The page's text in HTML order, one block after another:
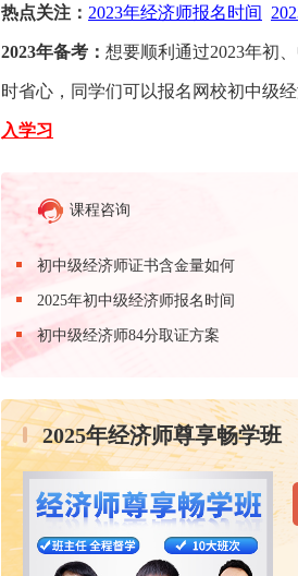
热点关注： 2023年经济师报名时间
2023年备考： 想要顺利通过2023年初
时省心，同学们可以报名网校初中级
入学习
课程咨询
初中级经济师证书含金量如何
2025年初中级经济师报名时间
初中级经济师84分取证方案
2025年经济师尊享畅学班